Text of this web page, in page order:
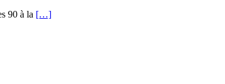
90 à la […]